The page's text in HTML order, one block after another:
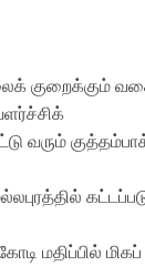
குறைக்கும்
வரும்
மதிப்பில் மிகப்